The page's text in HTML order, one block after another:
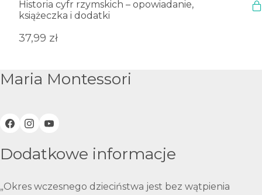
Historia cyfr rzymskich – opowiadanie,
książeczka i dodatki
37,99 zł
Maria Montessori
Dodatkowe informacje
„Okres wczesnego dzieciństwa jest bez wątpienia